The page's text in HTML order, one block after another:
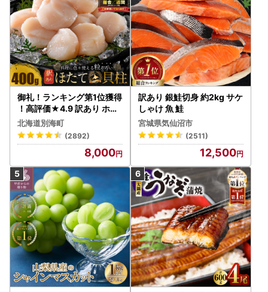
御礼！ランキング第1位獲得
！高評価★4.9 訳あり ホタ
テ 400g（ほたて 帆立 貝柱
冷凍 ）
北海道別海町
(2892)
8,000
訳あり 銀鮭切身 約2kg サケ
しゃけ 魚 鮭
宮城県気仙沼市
(2511)
12,500